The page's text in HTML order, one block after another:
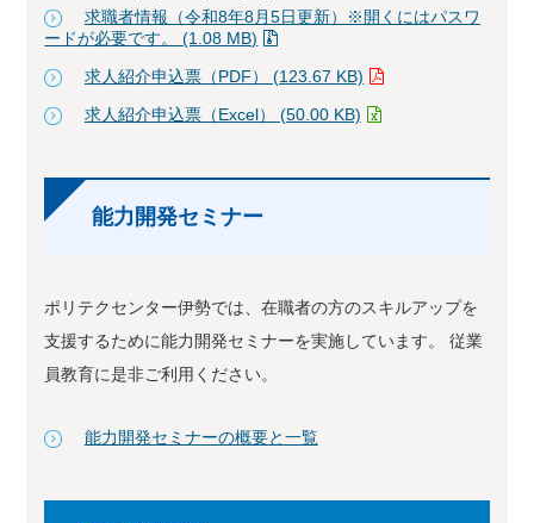
求職者情報（令和8年8月5日更新）※開くにはパスワ
ードが必要です。 (1.08 MB)
求人紹介申込票（PDF） (123.67 KB)
求人紹介申込票（Excel） (50.00 KB)
能力開発セミナー
ポリテクセンター伊勢では、在職者の方のスキルアップを
支援するために能力開発セミナーを実施しています。 従業
員教育に是非ご利用ください。
能力開発セミナーの概要と一覧